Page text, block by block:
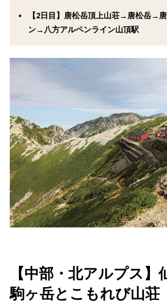
【2日目】唐松岳頂上山荘→唐松岳→
ン→八方アルペンライン山頂駅
【中部・北アルプス】
駒ヶ岳とこもれび山荘